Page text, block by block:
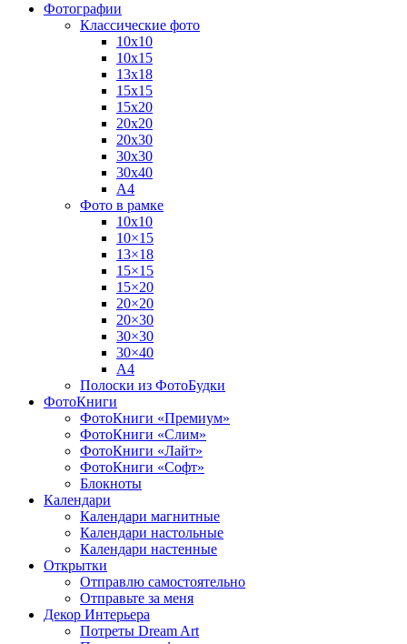
Фотографии
Классические фото
10х10
10х15
13х18
15х15
15х20
20х20
20х30
30х30
30х40
А4
Фото в рамке
10х10
10×15
13×18
15×15
15×20
20×20
20×30
30×30
30×40
A4
Полоски из ФотоБудки
ФотоКниги
ФотоКниги «Премиум»
ФотоКниги «Слим»
ФотоКниги «Лайт»
ФотоКниги «Софт»
Блокноты
Календари
Календари магнитные
Календари настольные
Календари настенные
Открытки
Отправлю самостоятельно
Отправьте за меня
Декор Интерьера
Потреты Dream Art